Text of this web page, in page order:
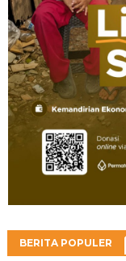
BERITA POPULER